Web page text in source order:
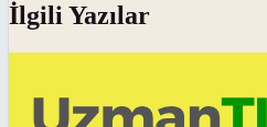
İlgili Yazılar